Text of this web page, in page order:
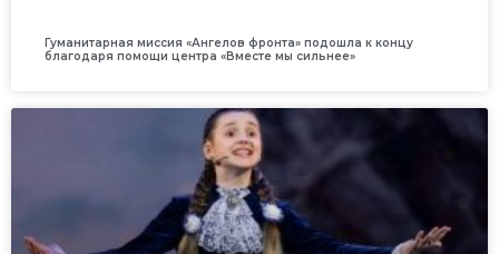
Гуманитарная миссия «Ангелов фронта» подошла к концу
благодаря помощи центра «Вместе мы сильнее»